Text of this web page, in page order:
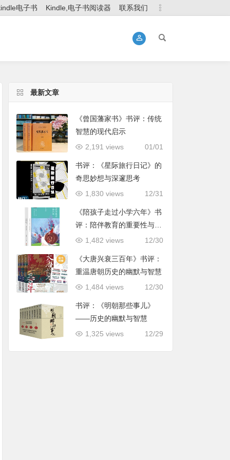
电子书 Kindle,电子书阅读器 联系我们
最新文章
《曾国藩家书》书评：传统
智慧的现代启示
01/01
2,191 views
书评：《星际旅行日记》的
奇思妙想与深邃思考
12/31
1,830 views
《陪孩子走过小学六年》书
评：陪伴教育的重要性与实
用指导
12/30
1,482 views
《大唐兴衰三百年》书评：
重温唐朝历史的幽默与智慧
12/30
1,484 views
书评：《明朝那些事儿》
——历史的幽默与智慧
12/29
1,325 views